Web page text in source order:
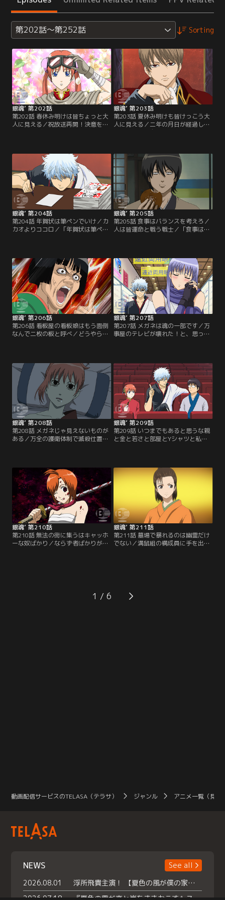
第202話～第252話 Sorting
銀魂’ 第202話
第202話 春休み明けは皆ちょっと大
人に見える／祝放送再開！決意を新
るで別人に変貌した銀時と神楽だっ
た。己の知らぬ間にここでは二年の
月日が経っていると知り新八は困惑
する。【提供：バンダイチャンネ
ル】
銀魂’ 第203話
第203話 夏休み明けも皆けっこう大
人に見える／二年の月日が経過した
世界。新八は自分以外何もかもが変
残されていた人物が…真選組の土方
もその一人だ。新八と土方は現状
を、ツッコミというポジションを忘
れてこの世界をボケの飽和状態にし
た自分たちへの罰だとうなだれる。
【提供：バンダイチャンネル】
銀魂’ 第204話
第204話 年賀状は筆ペンでいけ／カ
カオよりココロ／「年賀状は筆ペン
でいた。近況報告も兼ねた年賀状の
中には馴染みの顔からも…。しかし
差出人たちは年賀状でやりたい放
題！「カカオよりココロ」バレンタ
インなんて茶番はやめるべきだ！！
と訴える万事屋の男子二名。【提
供：バンダイチャンネル】
銀魂’ 第205話
第205話 食事はバランスを考えろ／
人は皆運命と戦う戦士／「食事はバ
すか？」と娘から問いかけられる山
崎。その娘は山崎の張り込み対象の
居酒屋女主人・楢崎幸だった。「人
は皆運命と戦う戦士」断られると思
いつつも妙を野球観戦に誘う近藤。
【提供：バンダイチャンネル】
銀魂’ 第206話
第206話 看板屋の看板娘はもう面倒
なんで二枚の板と呼べ／どうやらキ
て動揺を隠せない。相手はスナック
お登勢の常連客の、末次郎という実
業家。キャサリンは彼と一緒に店を
出すことを決意しかぶき町を去るこ
とに…。【提供：バンダイチャンネ
ル】
銀魂’ 第207話
第207話 メガネは魂の一部です／万
事屋のテレビが壊れた！と、思った
事な眼鏡が壊れてしまう。銀時は
渋々さっちゃんに新しい眼鏡を買っ
てあげるものの、それはあきらかに
度数が合っていない瓶底眼鏡だっ
た。銀時からのプレゼントに喜ぶさ
っちゃんだったが…。【提供：バン
ダイチャンネル】
銀魂’ 第208話
第208話 メガネじゃ見えないものが
ある／万全の護衛体制で滅殺仕置き
しまい、全蔵の計画は台無しに！一
足先に屋敷に戻り、居眠りをこく神
楽と定春の元に第一の刺客、寝込み
専門の殺し屋の魔の手が忍び寄
る…。果たして最強の仕置き人VS必
殺万事屋の戦いの行方はいかに！
【提供：バンダイチャンネル】
銀魂’ 第209話
第209話 いつまでもあると思うな親
と金と若さと部屋とYシャツと私と
が経とうとしていた。だが油断する
ことなかれ、「いつまでもあると思
うな親とアニメ銀魂」前回のシリー
ズの反省を決して忘れてはいけな
い。【提供：バンダイチャンネル】
銀魂’ 第210話
第210話 無法の街に集うはキャッホ
ーな奴ばかり／ならず者ばかりが集
君臨し他の勢力に対抗できる理
由…。それはかぶき町最強の男が側
銀魂’ 第211話
第211話 墓場で暴れるのは幽霊だけ
でない／溝鼠組の構成員に手を出し
既に動き出していた。最初に狙われ
たのは次郎長が最も忌み嫌う人物、
1
動画配信サービスのTELASA（テラサ） ジャンル アニメ一覧（見放
NEWS
See all
2026.08.01
浮所飛貴主演！ 【夏色の風が僕の家にやってきた】 本日よりテラサで独占配信スタート！